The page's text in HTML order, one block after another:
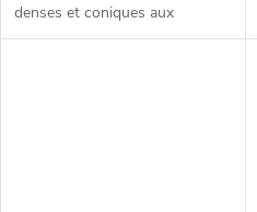
denses et coniques aux
nuances vert menthe et